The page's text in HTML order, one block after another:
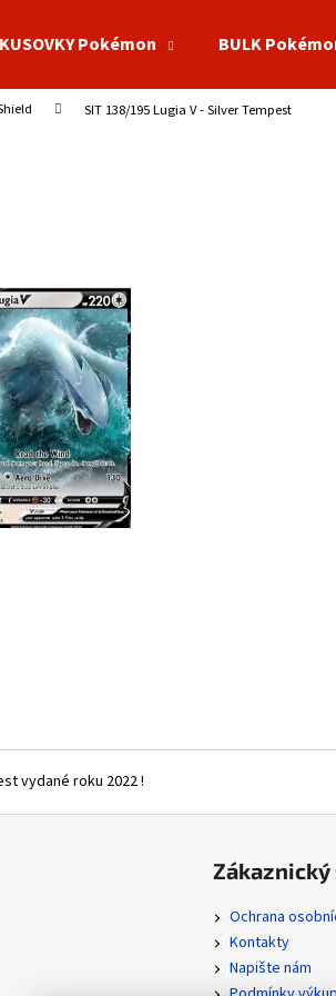
KUSOVKY Pokémon BULK
SIT 138/195 Lugia V - Silver Tempest
vydané roku 2022 !
Co
SVP 051 SNORLAX -
Ochrana
Kontakty
Napište nám